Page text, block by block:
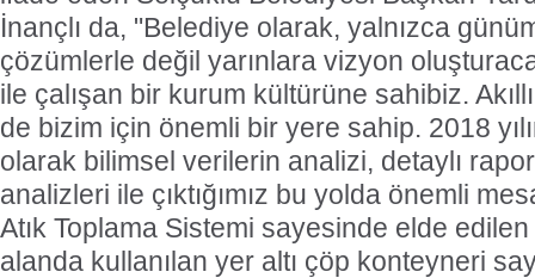
İnançlı da, "Belediye olarak, yalnızca
çözümlerle değil yarınlara vizyon
ile çalışan bir kurum kültürüne sahibiz.
de bizim için önemli bir yere sahip. 2018
olarak bilimsel verilerin analizi, detaylı
analizleri ile çıktığımız bu yolda önemli
Atık Toplama Sistemi sayesinde elde
alanda kullanılan yer altı çöp konteyneri